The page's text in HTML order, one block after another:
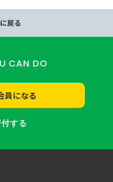
戻る
CAN DO
員になる
する